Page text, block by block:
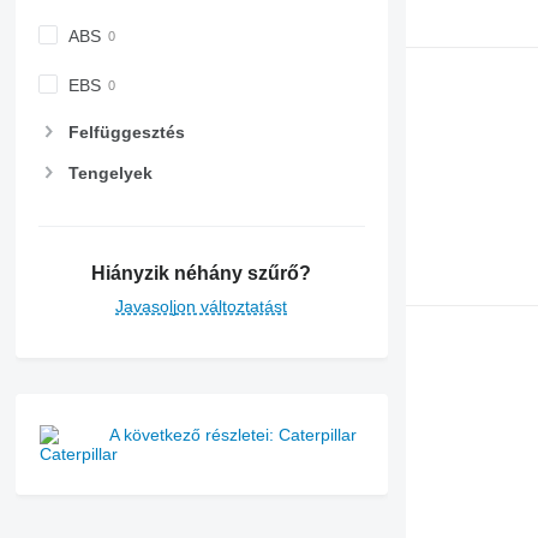
ABS
EBS
Felfüggesztés
Tengelyek
Hiányzik néhány szűrő?
Javasoljon változtatást
A következő részletei: Caterpillar